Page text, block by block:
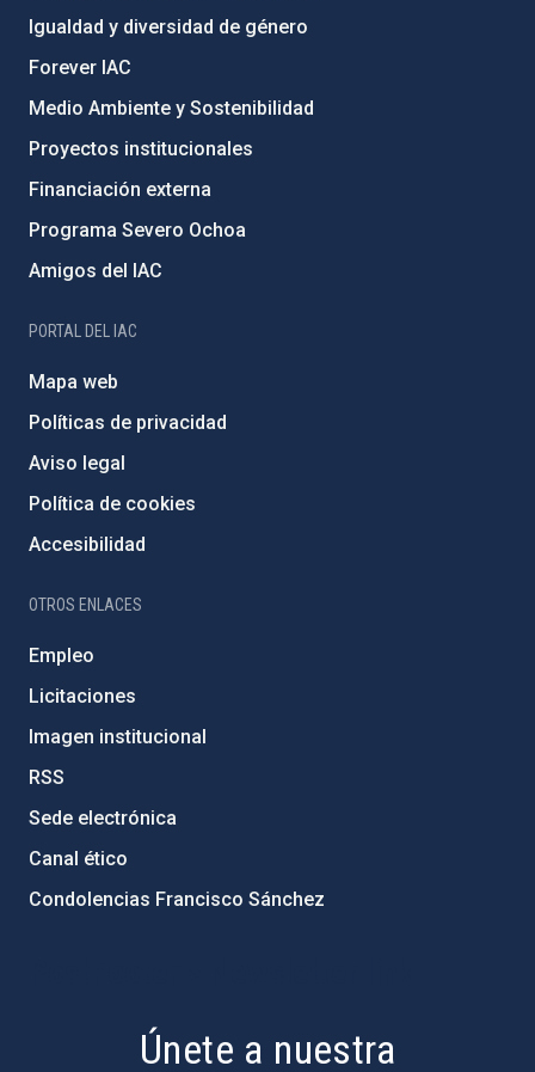
Igualdad y diversidad de género
Forever IAC
Medio Ambiente y Sostenibilidad
Proyectos institucionales
Financiación externa
Programa Severo Ochoa
Amigos del IAC
PORTAL DEL IAC
Mapa web
Políticas de privacidad
Aviso legal
Política de cookies
Accesibilidad
OTROS ENLACES
Empleo
Licitaciones
Imagen institucional
RSS
Sede electrónica
Canal ético
Condolencias Francisco Sánchez
Únete a nuestra